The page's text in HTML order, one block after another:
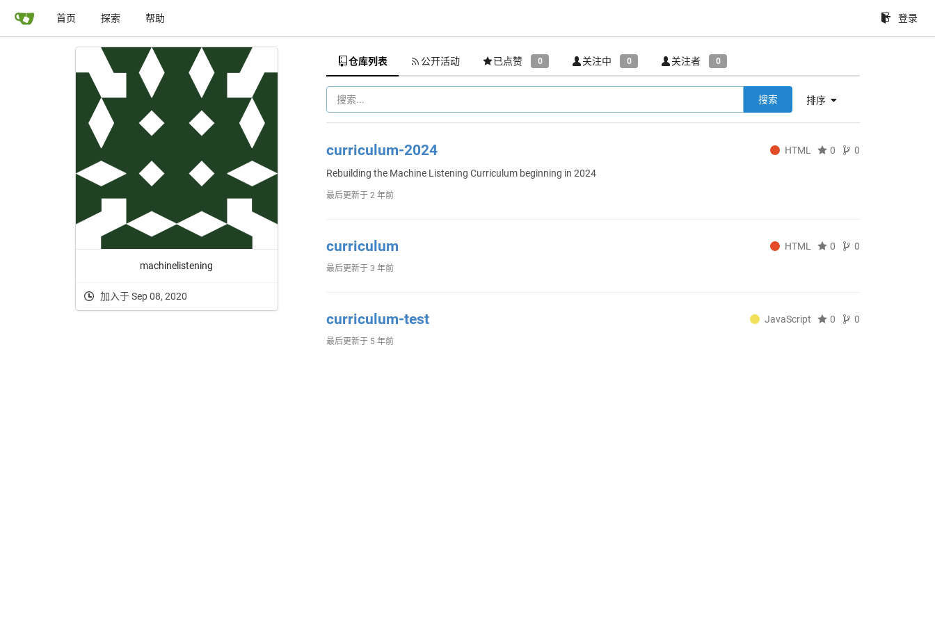
首页 探索 帮助 登录
machinelistening
加入于 Sep 08, 2020
仓库列表 公开活动 已点赞 0 关注中 0 关注者 0
排序
搜索
curriculum-2024 HTML 0 0
Rebuilding the Machine Listening Curriculum beginning in 2024
最后更新于2 年前
curriculum HTML 0 0
最后更新于3 年前
curriculum-test JavaScript 0 0
最后更新于 5 年前